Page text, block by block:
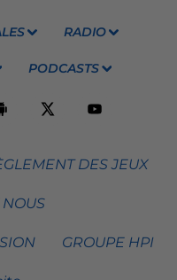
RADIO
PODCASTS
DES JEUX
NOUS
GROUPE HPI